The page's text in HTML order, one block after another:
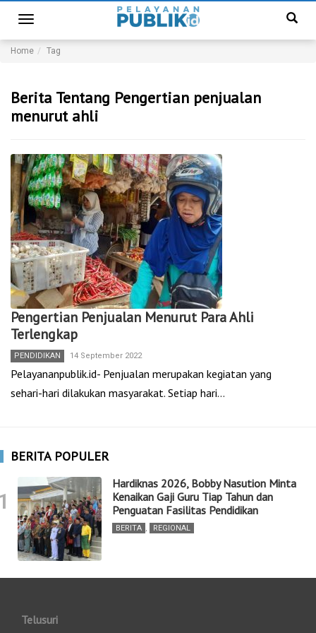
Toggle
navigation
Home Tag
Berita Tentang Pengertian penjualan
menurut ahli
Pengertian Penjualan Menurut Para Ahli
Terlengkap
PENDIDIKAN 14 September 2022
Pelayananpublik.id- Penjualan merupakan kegiatan yang
sehari-hari dilakukan masyarakat. Setiap hari…
BERITA POPULER
Hardiknas 2026, Bobby Nasution Minta
Kenaikan Gaji Guru Tiap Tahun dan
Penguatan Fasilitas Pendidikan
BERITA , REGIONAL
Telusuri